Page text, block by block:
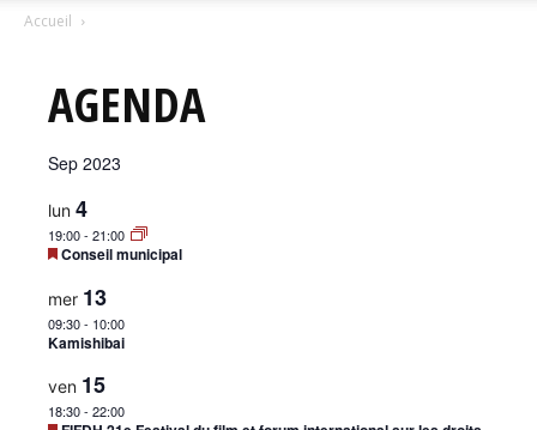
Laconnex
Canton
Accueil
AGENDA
Sep 2023
lun 4
19:00- 21:00
Mis
avant
Conseil municipal
mer 13
09:30- 10:00
Kamishibai
ven 15
18:30- 22:00